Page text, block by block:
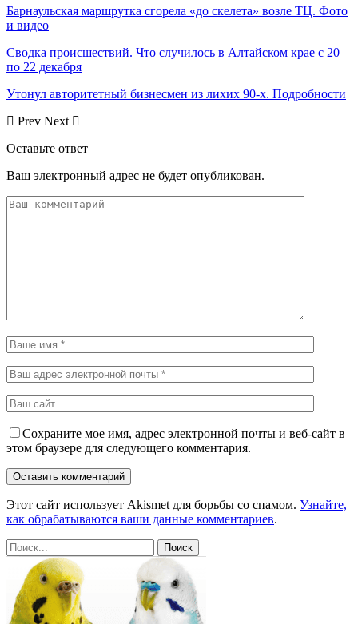
Барнаульская маршрутка сгорела «до скелета» возле ТЦ. Фото
и видео
Сводка происшествий. Что случилось в Алтайском крае с 20
по 22 декабря
Утонул авторитетный бизнесмен из лихих 90-х. Подробности
Prev Next
Оставьте ответ
Ваш электронный адрес не будет опубликован.
Сохраните мое имя, адрес электронной почты и веб-сайт в
этом браузере для следующего комментария.
Этот сайт использует Akismet для борьбы со спамом. Узнайте,
как обрабатываются ваши данные комментариев.